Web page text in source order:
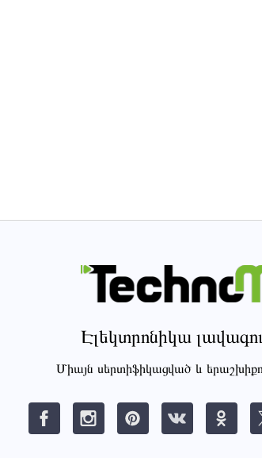
Էլեկտրոնիկա
Միայն սերտիֆիկացված և